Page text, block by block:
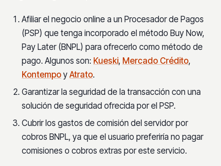
Afiliar el negocio online a un Procesador de Pagos
(PSP) que tenga incorporado el método Buy Now,
Pay Later (BNPL) para ofrecerlo como método de
pago. Algunos son: Kueski, Mercado Crédito,
Kontempo y Atrato.
Garantizar la seguridad de la transacción con una
solución de seguridad ofrecida por el PSP.
Cubrir los gastos de comisión del servidor por
cobros BNPL, ya que el usuario preferiría no pagar
comisiones o cobros extras por este servicio.